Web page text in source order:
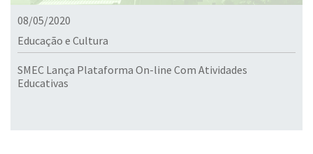
08/05/2020
Educação e Cultura
SMEC Lança Plataforma On-line Com Atividades
Educativas